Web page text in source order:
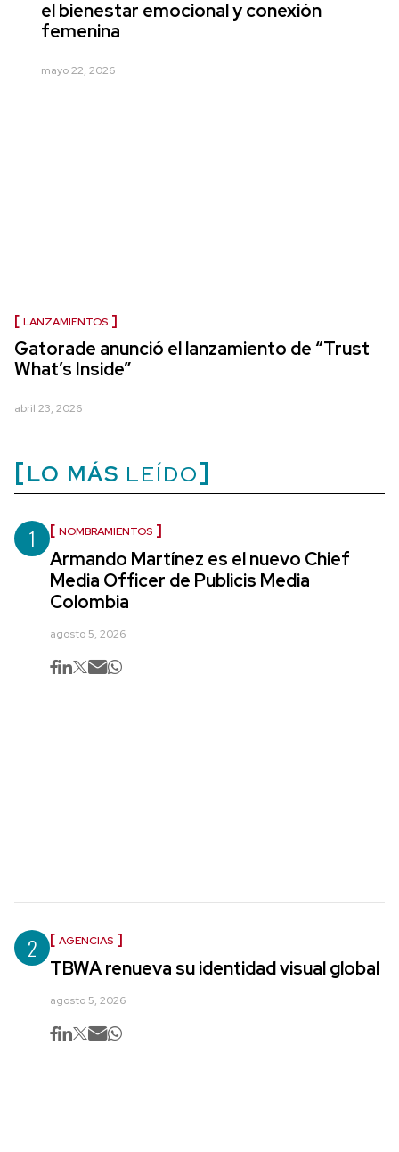
el bienestar emocional y conexión
femenina
mayo 22, 2026
LANZAMIENTOS
Gatorade anunció el lanzamiento de “Trust
What’s Inside”
abril 23, 2026
LO MÁS LEÍDO
1 NOMBRAMIENTOS
Armando Martínez es el nuevo Chief
Media Officer de Publicis Media
Colombia
agosto 5, 2026
2 AGENCIAS
TBWA renueva su identidad visual global
agosto 5, 2026